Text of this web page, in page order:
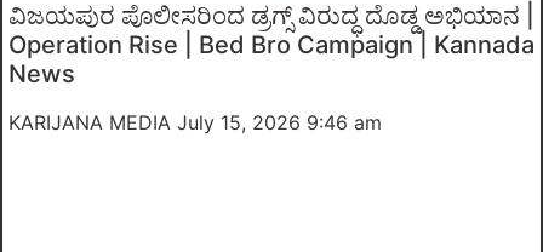
ವಿಜಯಪುರ ಪೊಲೀಸರಿಂದ ಡ್ರಗ್ಸ್ ವಿರುದ್ಧ ದೊಡ್ಡ ಅಭಿಯಾನ |
Operation Rise | Bed Bro Campaign | Kannada
News
KARIJANA MEDIA July 15, 2026 9:46 am